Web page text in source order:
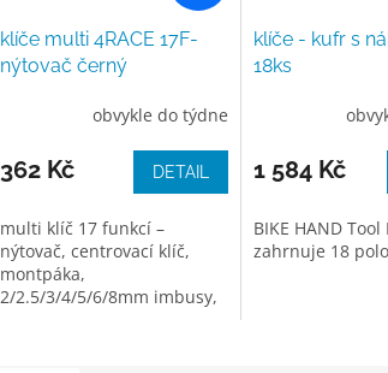
klíče multi 4RACE 17F-
nýtovač černý
obvykle do týdne
362 Kč DETAIL
multi klíč 17 funkcí –
nýtovač, centrovací klíč,
montpáka,
2/2.5/3/4/5/6/8mm imbusy,
klíče - kufr s
18ks
1 584 Kč
BIKE HAND Tool
zahrnuje 18